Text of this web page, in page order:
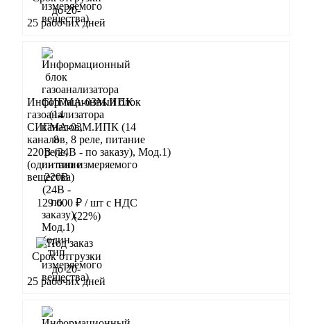
до 20-
25 рабочих дней
Информационный блок
газоанализатора
СИГМА-03М.ИПК (14
каналов, 8 реле, питание
220В (24В - по заказу), Мод.1)
(один тип измеряемого
вещества)
129 600 ₽ / шт с НДС
(22%)
Срок отгрузки
до 20-
25 рабочих дней